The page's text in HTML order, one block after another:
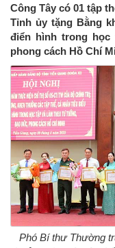
Công Tây có 01 tập
Tỉnh ủy tặng Bằng
điển hình trong
phong cách Hồ Chí
Phó Bí thư Thường